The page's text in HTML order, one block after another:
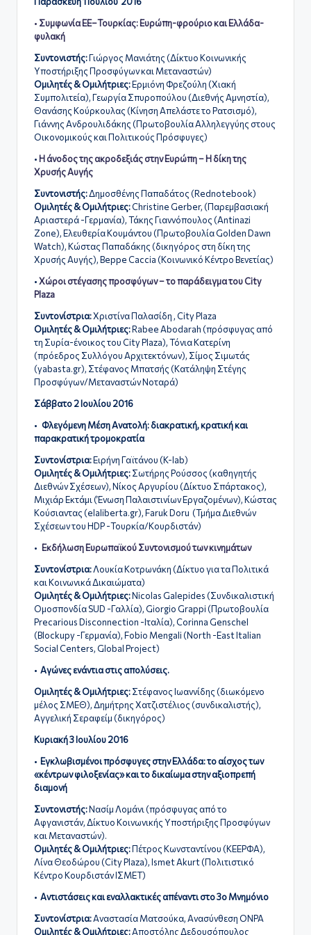
• Συμφωνία ΕΕ–Τουρκίας: Ευρώπη-φρούριο και Ελλάδα-
φυλακή
Συντονιστής:Γιώργος Μανιάτης (Δίκτυο Κοινωνικής
Υποστήριξης Προσφύγων και Μεταναστών)
Ομιλητές & Ομιλήτριες:Ερμιόνη Φρεζούλη (Χιακή
Συμπολιτεία), Γεωργία Σπυροπούλου (Διεθνής Αμνηστία),
Θανάσης Κούρκουλας (Κίνηση Απελάστε το Ρατσισμό),
Γιάννης Ανδρουλιδάκης (Πρωτοβουλία Αλληλεγγύης στους
Οικονομικούς και Πολιτικούς Πρόσφυγες)
• Η άνοδος της ακροδεξιάς στην Ευρώπη – Η δίκη της
Χρυσής Αυγής
Συντονιστής:Δημοσθένης Παπαδάτος (Rednotebook)
Ομιλητές & Ομιλήτριες:Christine Gerber, (Παρεμβασιακή
Αριαστερά -Γερμανία), Τάκης Γιαννόπουλος (Antinazi
Zone), Ελευθερία Κουμάντου (Πρωτοβουλία Golden Dawn
Watch), Κώστας Παπαδάκης (δικηγόρος στη δίκη της
Χρυσής Αυγής), Beppe Caccia (Κοινωνικό Κέντρο Βενετίας)
•Χώροι στέγασης προσφύγων – το παράδειγμα του City
Plaza
Συντονίστρια:Χριστίνα Παλασίδη , City Plaza
Ομιλητές & Ομιλήτριες:Rabee Abodarah (πρόσφυγας από
τη Συρία-ένοικος του City Plaza), Τόνια Κατερίνη
(πρόεδρος Συλλόγου Αρχιτεκτόνων), Σίμος Σιμωτάς
(yabasta.gr), Στέφανος Μπατσής (Κατάληψη Στέγης
Προσφύγων/Μεταναστών Νοταρά)
Σάββατο 2 Ιουλίου 2016
• Φλεγόμενη Μέση Ανατολή: διακρατική, κρατική και
παρακρατική τρομοκρατία
Συντονίστρια:Ειρήνη Γαϊτάνου (K-lab)
Ομιλητές & Ομιλήτριες:Σωτήρης Ρούσσος (καθηγητής
Διεθνών Σχέσεων), Νίκος Αργυρίου (Δίκτυο Σπάρτακος),
Μιχιάρ Εκτάμι (Ένωση Παλαιστινίων Εργαζομένων),Κώστας
Κούσιαντας (elaliberta.gr), Faruk Doru (Τμήμα Διεθνών
Σχέσεων του HDP -Τουρκία/Κουρδιστάν)
• Εκδήλωση Ευρωπαϊκού Συντονισμού των κινημάτων
Συντονίστρια:Λουκία Κοτρωνάκη (Δίκτυο για τα Πολιτικά
και Κοινωνικά Δικαιώματα)
Ομιλητές & Ομιλήτριες:Nicolas Galepides (Συνδικαλιστική
Ομοσπονδία SUD -Γαλλία), Giorgio Grappi (Πρωτοβουλία
Precarious Disconnection -Ιταλία), Corinna Genschel
(Blockupy -Γερμανία),Fobio Mengali (North -East Italian
Social Centers, Global Project)
• Αγώνες ενάντια στις απολύσεις.
Ομιλητές & Ομιλήτριες:Στέφανος Iωαννίδης (διωκόμενο
μέλος ΣΜΕΘ), Δημήτρης Χατζιστέλιος (συνδικαλιστής),
Αγγελική Σεραφείμ (δικηγόρος)
Κυριακή 3 Ιουλίου 2016
• Εγκλωβισμένοι πρόσφυγες στην Ελλάδα: το αίσχος των
«κέντρων φιλοξενίας» και το δικαίωμα στην αξιοπρεπή
διαμονή
Συντονιστής:Νασίμ Λομάνι (πρόσφυγας από το
Αφγανιστάν, Δίκτυο Κοινωνικής Υποστήριξης Προσφύγων
και Μεταναστών).
Ομιλητές & Ομιλήτριες:Πέτρος Κωνσταντίνου (ΚΕΕΡΦΑ),
Λίνα Θεοδώρου (City Plaza), Ismet Akurt (Πολιτιστικό
Κέντρο Κουρδιστάν ΙΣΜΕΤ)
• Αντιστάσεις και εναλλακτικές απέναντι στο 3ο Μνημόνιο
Συντονίστρια:Αναστασία Ματσούκα, Ανασύνθεση ΟΝΡΑ
Ομιλητές & Ομιλήτριες:Αποστόλης Δεδουσόπουλος